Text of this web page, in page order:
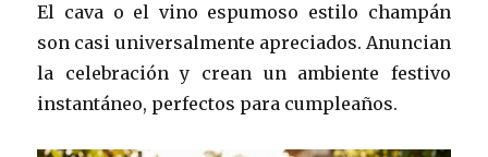
El cava o el vino espumoso estilo champán
son casi universalmente apreciados. Anuncian
la celebración y crean un ambiente festivo
instantáneo, perfectos para cumpleaños.